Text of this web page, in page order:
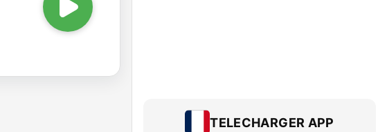
TELECHARGER APP